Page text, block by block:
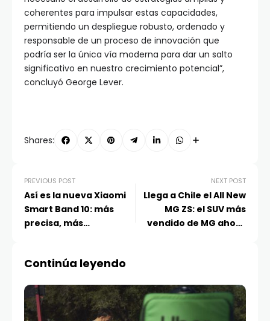
coherentes para impulsar estas capacidades,
permitiendo un despliegue robusto, ordenado y
responsable de un proceso de innovación que
podría ser la única vía moderna para dar un salto
significativo en nuestro crecimiento potencial”,
concluyó George Lever.
Shares:
PREVIOUS POST
Así es la nueva Xiaomi
Smart Band 10: más
precisa, más
NEXT POST
Llega a Chile el All New
MG ZS: el SUV más
vendido de MG ahora
Continúa leyendo